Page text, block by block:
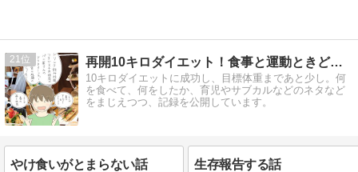
21 再開10キロダイエット！食事と運動ときどき雑記
10キロダイエットに成功し、目標体重まであと少し。何
を食べて、何をしたか、育児やサブカルなどのネタなど
をまじえつつ、記録を公開しています。
やけ食いがとまらない話 生存報告する話